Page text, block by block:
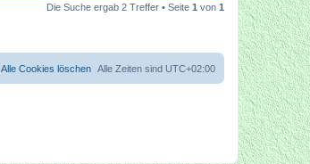
Die Suche ergab 2 Treffer • Seite 1 von 1
Alle Zeiten sind UTC+02:00
Alle Cookies löschen